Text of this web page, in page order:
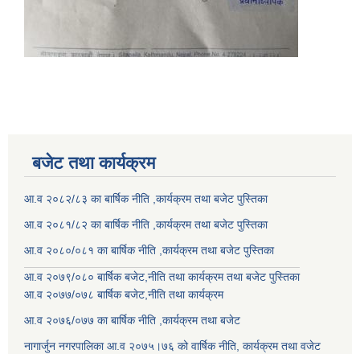
बजेट तथा कार्यक्रम
आ.व २०८२/८३ का बार्षिक नीति ,कार्यक्रम तथा बजेट पुस्तिका
आ.व २०८१/८२ का बार्षिक नीति ,कार्यक्रम तथा बजेट पुस्तिका
आ.व २०८०/०८१ का बार्षिक नीति ,कार्यक्रम तथा बजेट पुस्तिका
आ.व २०७९/०८० बार्षिक बजेट,नीति तथा कार्यक्रम तथा बजेट पुस्तिका
आ.व २०७७/०७८ बार्षिक बजेट,नीति तथा कार्यक्रम
आ.व २०७६/०७७ का बार्षिक नीति ,कार्यक्रम तथा बजेट
नागार्जुन नगरपालिका आ.व २०७५।७६ को वार्षिक नीति, कार्यक्रम तथा वजेट